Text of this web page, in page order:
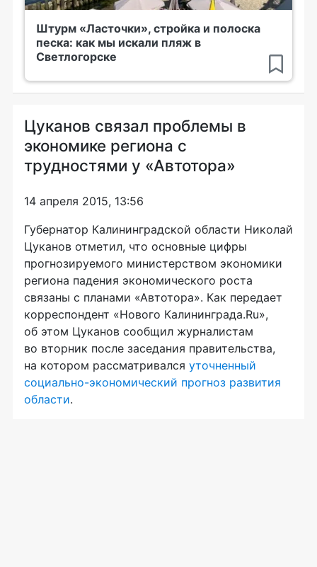
Штурм «Ласточки», стройка и полоска
песка: как мы искали пляж в
Светлогорске
Цуканов связал проблемы в
экономике региона с
трудностями у «Автотора»
14 апреля 2015, 13:56
Губернатор Калининградской области Николай
Цуканов отметил, что основные цифры
прогнозируемого министерством экономики
региона падения экономического роста
связаны с планами «Автотора». Как передает
корреспондент «Нового Калининграда.Ru»,
об этом Цуканов сообщил журналистам
во вторник после заседания правительства,
на котором рассматривался уточненный
социально-экономический прогноз развития
области.